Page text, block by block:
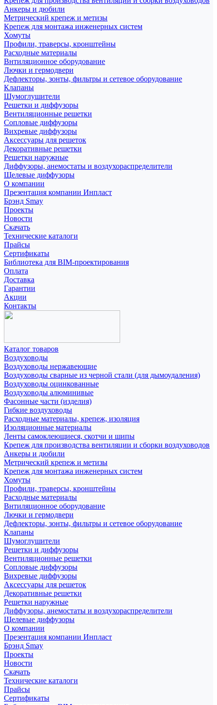
Анкеры и дюбили
Метрический крепеж и метизы
Крепеж для монтажа инженерных систем
Хомуты
Профили, траверсы, кронштейны
Расходные материалы
Внтиляционное оборудование
Лючки и гермодвери
Дефлекторы, зонты, фильтры и сетевое оборудование
Клапаны
Шумоглушители
Решетки и диффузоры
Вентиляционные решетки
Сопловые диффузоры
Вихревые диффузоры
Аксессуары для решеток
Декоративные решетки
Решетки наружные
Диффузоры, анемостаты и воздухораспределители
Щелевые диффузоры
О компании
Презентация компании Инпласт
Брэнд Smay
Проекты
Новости
Скачать
Технические каталоги
Прайсы
Сертификаты
Библиотека для BIM-проектирования
Оплата
Доставка
Гарантии
Акции
Контакты
Каталог товаров
Воздуховоды
Воздуховоды нержавеющие
Воздуховоды сварные из черной стали (для дымоудаления)
Воздуховоды оцинкованные
Воздуховоды алюминивые
Фасонные части (изделия)
Гибкие воздуховоды
Расходные материалы, крепеж, изоляция
Изоляционные материалы
Ленты самоклеющиеся, скотчи и шипы
Крепеж для производства вентиляции и сборки воздуховодов
Анкеры и дюбили
Метрический крепеж и метизы
Крепеж для монтажа инженерных систем
Хомуты
Профили, траверсы, кронштейны
Расходные материалы
Внтиляционное оборудование
Лючки и гермодвери
Дефлекторы, зонты, фильтры и сетевое оборудование
Клапаны
Шумоглушители
Решетки и диффузоры
Вентиляционные решетки
Сопловые диффузоры
Вихревые диффузоры
Аксессуары для решеток
Декоративные решетки
Решетки наружные
Диффузоры, анемостаты и воздухораспределители
Щелевые диффузоры
О компании
Презентация компании Инпласт
Брэнд Smay
Проекты
Новости
Скачать
Технические каталоги
Прайсы
Сертификаты